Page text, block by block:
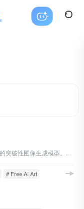
# Free AI Art